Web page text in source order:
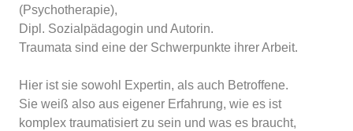
(Psychotherapie),
Dipl. Sozialpädagogin und Autorin.
Traumata sind eine der Schwerpunkte ihrer Arbeit.
Hier ist sie sowohl Expertin, als auch Betroffene.
Sie weiß also aus eigener Erfahrung, wie es ist
komplex traumatisiert zu sein und was es braucht,